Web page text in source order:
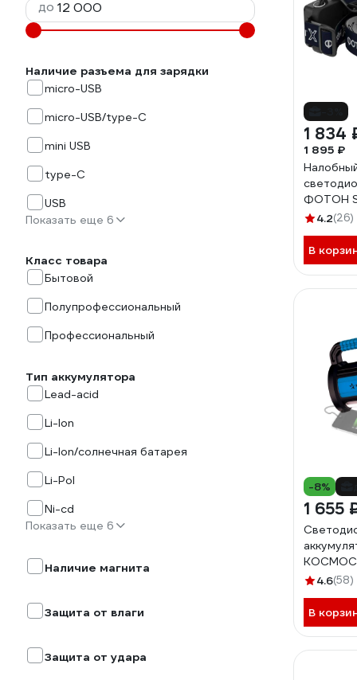
до
Наличие разъема для зарядки
micro-USB
micro-USB/type-C
mini USB
type-C
USB
Показать еще 6
Класс товара
Бытовой
Полупрофессиональный
Профессиональный
Тип аккумулятора
Lead-acid
Li-Ion
Li-Ion/солнечная батарея
Li-Pol
Ni-cd
Показать еще 6
Наличие магнита
Защита от влаги
Защита от удара
1 834
1 895 ₽
ФОТОН
4.2(26)
В
-8%
1 655
КОСМОС
зарядка
4.6(58)
В